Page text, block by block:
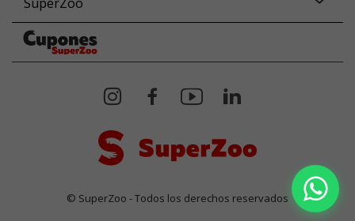
SuperZoo
© SuperZoo - Todos los derechos reservados